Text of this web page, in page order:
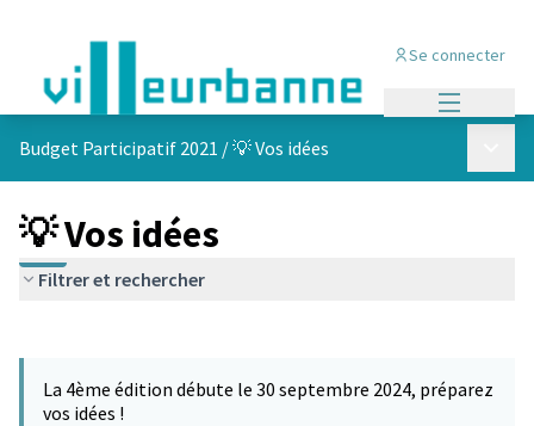
Se connecter
Budget Participatif 2021 /💡 Vos idées
💡 Vos idées
Filtrer et rechercher
La 4ème édition débute le 30 septembre 2024, préparez
vos idées !